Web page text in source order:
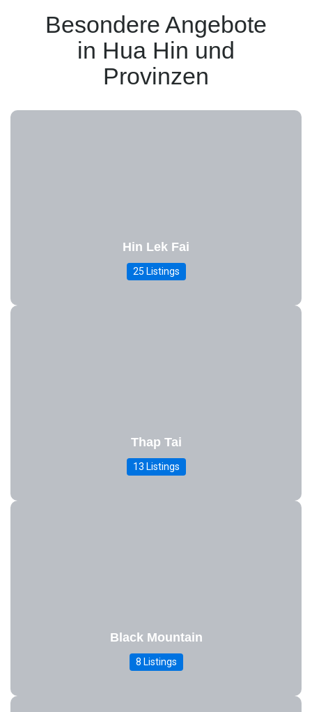
Besondere Angebote
in Hua Hin und
Provinzen
Hin Lek Fai
25 Listings
Thap Tai
13 Listings
Black Mountain
8 Listings